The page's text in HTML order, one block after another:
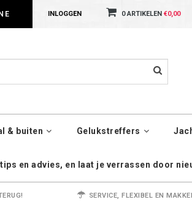
INLOGGEN 0 ARTIKELEN €0,00
& buiten Gelukstreffers
en advies, en laat je verrassen door
SERVICE, FLEXIBEL EN
voor meer informatie op onze Privacy Policy